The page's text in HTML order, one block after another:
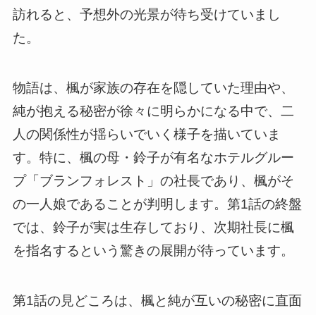
訪れると、予想外の光景が待ち受けていまし
た。
物語は、楓が家族の存在を隠していた理由や、
純が抱える秘密が徐々に明らかになる中で、二
人の関係性が揺らいでいく様子を描いていま
す。特に、楓の母・鈴子が有名なホテルグルー
プ「ブランフォレスト」の社長であり、楓がそ
の一人娘であることが判明します。第1話の終盤
では、鈴子が実は生存しており、次期社長に楓
を指名するという驚きの展開が待っています。
第1話の見どころは、楓と純が互いの秘密に直面